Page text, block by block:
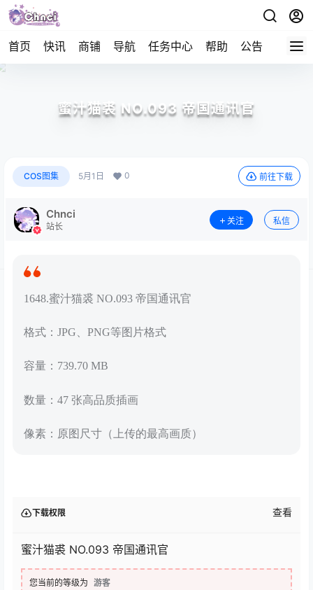
首页 快讯 商铺 导航 任务中心 帮助 公告 APP下
蜜汁猫裘 NO.093 帝国通讯官
COS图集 5月1日 0 前往下载
Chnci
站长
关注 私信
1648.蜜汁猫裘 NO.093 帝国通讯官
格式：JPG、PNG等图片格式
容量：739.70 MB
数量：47 张高品质插画
像素：原图尺寸（上传的最高画质）
下载权限 查看
蜜汁猫裘 NO.093 帝国通讯官
您当前的等级为 游客